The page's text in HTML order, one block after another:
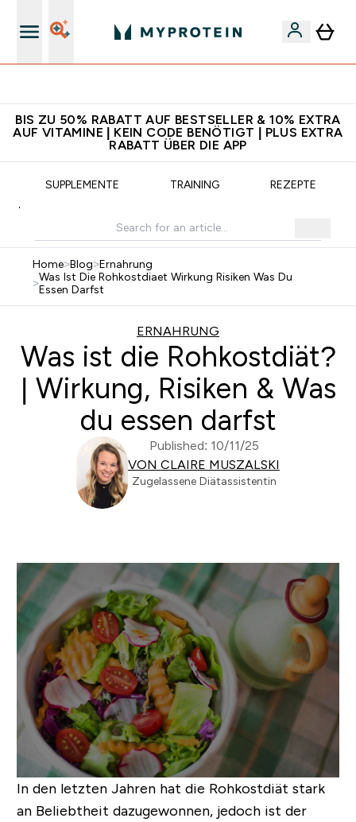
BIS ZU 50% RABATT AUF BESTSELLER & 10% EXTRA
AUF VITAMINE | KEIN CODE BENÖTIGT | PLUS EXTRA
RABATT ÜBER DIE APP
SUPPLEMENTE TRAINING REZEPTE
Home>Blog>Ernahrung
>Was Ist Die Rohkostdiaet Wirkung Risiken Was Du
Essen Darfst
ERNAHRUNG
Was ist die Rohkostdiät?
| Wirkung, Risiken & Was
du essen darfst
Published: 10/11/25
VON CLAIRE MUSZALSKI
Zugelassene Diätassistentin
In den letzten Jahren hat die Rohkostdiät stark
an Beliebtheit dazugewonnen, jedoch ist der